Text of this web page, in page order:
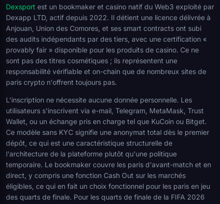
Dexsport est un bookmaker et casino natif du Web3 exploité par
Dexapp LTD, actif depuis 2022. Il détient une licence délivrée à
Anjouan, Union des Comores, et ses smart contracts ont subi
des audits indépendants par des tiers, avec une certification «
provably fair » disponible pour les produits de casino. Ce ne
sont pas des titres cosmétiques ; ils représentent une
responsabilité vérifiable et on-chain que de nombreux sites de
paris crypto n'offrent toujours pas.
L'inscription ne nécessite aucune donnée personnelle. Les
utilisateurs s'inscrivent via e-mail, Telegram, MetaMask, Trust
Wallet, ou un échange pris en charge tel que KuCoin ou Bitget.
Ce modèle sans KYC signifie une anonymat total dès le premier
dépôt, ce qui est une caractéristique structurelle de
l'architecture de la plateforme plutôt qu'une politique
temporaire. Le bookmaker couvre les paris d'avant-match et en
direct, y compris une fonction Cash Out sur les marchés
éligibles, ce qui en fait un choix fonctionnel pour les paris en jeu
des quarts de finale. Pour les quarts de finale de la FIFA 2026